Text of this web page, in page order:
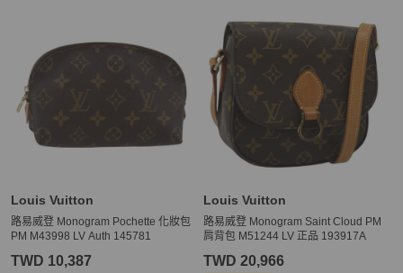
Louis Vuitton
路易威登 Monogram Pochette 化妝包
PM M43998 LV Auth 145781
TWD 10,387
Louis Vuitton
路易威登 Monogram Saint Cloud PM
肩背包 M51244 LV 正品 193917A
TWD 20,966